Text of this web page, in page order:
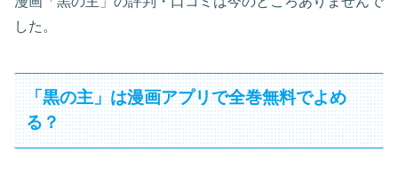
した。
「黒の主」は漫画アプリで全巻無料でよめ
る？